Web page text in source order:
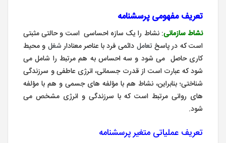
تعریف مفهومی پرسشنامه
نشاط سازمانی: نشاط را یک سازه احساسی است و حالتی مثبتی
است که در پاسخ تعامل دائمی فرد با عناصر معنادار شغل و محیط
کاری حاصل می شود و سه احساس به هم مرتبط را شامل می
شود که عبارت است از قدرت جسمانی، انرژی عاطفی و سرزندگی
شناختی؛ بنابراین، نشاط هم با مؤلفه های جسمی و هم با مؤلفه
های روانی مرتبط است که با سرزندگی و انرژی مشخص می
شود.
تعریف عملیاتی متغیر پرسشنامه